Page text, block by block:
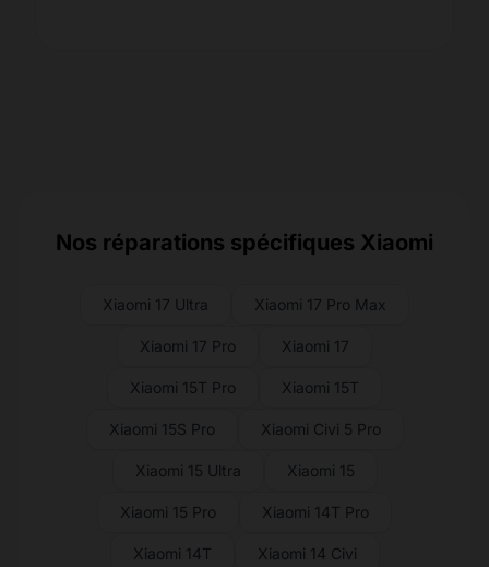
Nos réparations spécifiques Xiaomi
Xiaomi 17 Ultra Xiaomi 17 Pro Max
Xiaomi 17 Pro Xiaomi 17
Xiaomi 15T Pro Xiaomi 15T
Xiaomi 15S Pro Xiaomi Civi 5 Pro
Xiaomi 15 Ultra Xiaomi 15
Xiaomi 15 Pro Xiaomi 14T Pro
Xiaomi 14T Xiaomi 14 Civi